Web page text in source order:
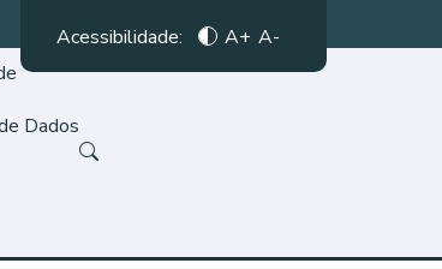
Acessibilidade: A+ A-
Dados